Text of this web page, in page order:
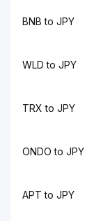
BNB to JPY
WLD to JPY
TRX to JPY
ONDO to JPY
APT to JPY